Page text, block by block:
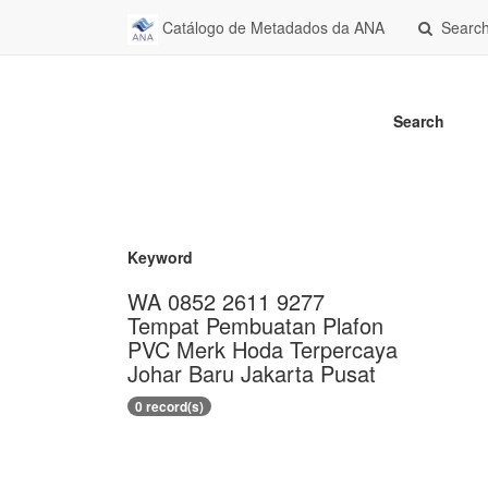
Catálogo de Metadados da ANA
Search
Keyword
WA 0852 2611 9277
Tempat Pembuatan Plafon
PVC Merk Hoda Terpercaya
Johar Baru Jakarta Pusat
0 record(s)